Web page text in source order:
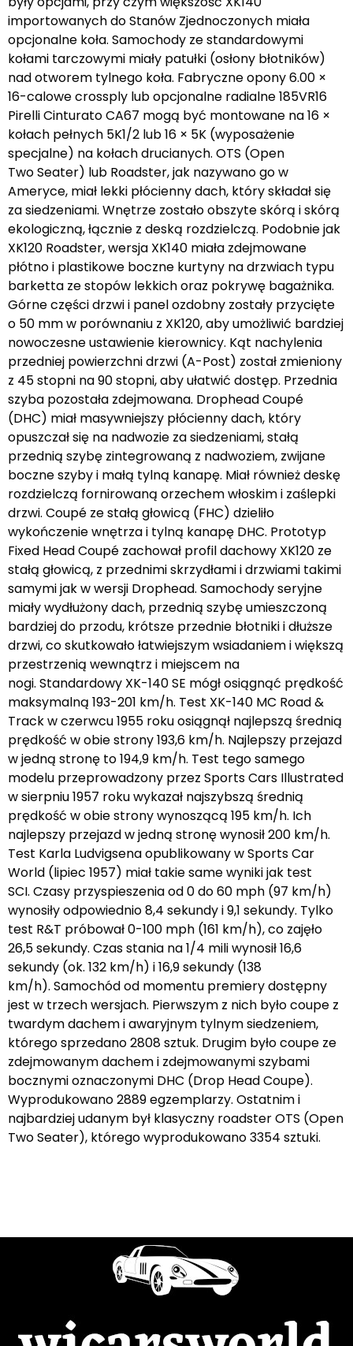
importowanych do Stanów Zjednoczonych miała
opcjonalne koła. Samochody ze standardowymi
kołami tarczowymi miały patułki (osłony błotników)
nad otworem tylnego koła. Fabryczne opony 6.00 ×
16-calowe crossply lub opcjonalne radialne 185VR16
Pirelli Cinturato CA67 mogą być montowane na 16 ×
kołach pełnych 5K1/2 lub 16 × 5K (wyposażenie
specjalne) na kołach drucianych. OTS (Open
Two Seater) lub Roadster, jak nazywano go w
Ameryce, miał lekki płócienny dach, który składał się
za siedzeniami. Wnętrze zostało obszyte skórą i skórą
ekologiczną, łącznie z deską rozdzielczą. Podobnie jak
XK120 Roadster, wersja XK140 miała zdejmowane
płótno i plastikowe boczne kurtyny na drzwiach typu
barketta ze stopów lekkich oraz pokrywę bagażnika.
Górne części drzwi i panel ozdobny zostały przycięte
o 50 mm w porównaniu z XK120, aby umożliwić bardziej
nowoczesne ustawienie kierownicy. Kąt nachylenia
przedniej powierzchni drzwi (A-Post) został zmieniony
z 45 stopni na 90 stopni, aby ułatwić dostęp. Przednia
szyba pozostała zdejmowana. Drophead Coupé
(DHC) miał masywniejszy płócienny dach, który
opuszczał się na nadwozie za siedzeniami, stałą
przednią szybę zintegrowaną z nadwoziem, zwijane
boczne szyby i małą tylną kanapę. Miał również deskę
rozdzielczą fornirowaną orzechem włoskim i zaślepki
drzwi. Coupé ze stałą głowicą (FHC) dzieliło
wykończenie wnętrza i tylną kanapę DHC. Prototyp
Fixed Head Coupé zachował profil dachowy XK120 ze
stałą głowicą, z przednimi skrzydłami i drzwiami takimi
samymi jak w wersji Drophead. Samochody seryjne
miały wydłużony dach, przednią szybę umieszczoną
bardziej do przodu, krótsze przednie błotniki i dłuższe
drzwi, co skutkowało łatwiejszym wsiadaniem i większą
przestrzenią wewnątrz i miejscem na
nogi. Standardowy XK-140 SE mógł osiągnąć prędkość
maksymalną 193-201 km/h. Test XK-140 MC Road &
Track w czerwcu 1955 roku osiągnął najlepszą średnią
prędkość w obie strony 193,6 km/h. Najlepszy przejazd
w jedną stronę to 194,9 km/h. Test tego samego
modelu przeprowadzony przez Sports Cars Illustrated
w sierpniu 1957 roku wykazał najszybszą średnią
prędkość w obie strony wynoszącą 195 km/h. Ich
najlepszy przejazd w jedną stronę wynosił 200 km/h.
Test Karla Ludvigsena opublikowany w Sports Car
World (lipiec 1957) miał takie same wyniki jak test
SCI. Czasy przyspieszenia od 0 do 60 mph (97 km/h)
wynosiły odpowiednio 8,4 sekundy i 9,1 sekundy. Tylko
test R&T próbował 0-100 mph (161 km/h), co zajęło
26,5 sekundy. Czas stania na 1/4 mili wynosił 16,6
sekundy (ok. 132 km/h) i 16,9 sekundy (138
km/h). Samochód od momentu premiery dostępny
jest w trzech wersjach. Pierwszym z nich było coupe z
twardym dachem i awaryjnym tylnym siedzeniem,
którego sprzedano 2808 sztuk. Drugim było coupe ze
zdejmowanym dachem i zdejmowanymi szybami
bocznymi oznaczonymi DHC (Drop Head Coupe).
Wyprodukowano 2889 egzemplarzy. Ostatnim i
najbardziej udanym był klasyczny roadster OTS (Open
Two Seater), którego wyprodukowano 3354 sztuki.